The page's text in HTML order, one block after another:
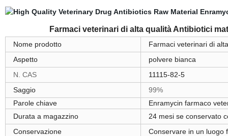
Farmaci veterinari di alta qualità Antibiotici
Nome prodotto
Farmaci veterinari di
Aspetto
polvere bianca
N. CAS
11115-82-5
Saggio
99%
Parole chiave
Enramycin farmaco
Durata a magazzino
24 mesi se conservato
Conservazione
Conservare in un luogo